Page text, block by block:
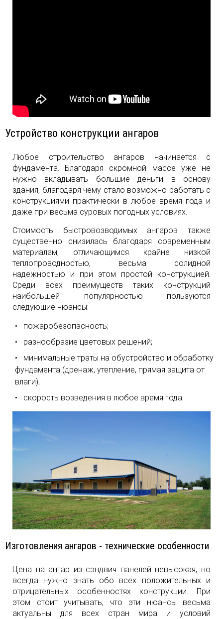
Устройство конструкции ангаров
Любое строительство ангаров начинается с
фундамента. Благодаря скромной массе уже не
нужно вкладывать большие деньги в основу
здания, благодаря чему стало возможно работать с
конструкциями практически в любое время года и
даже при весьма суровых погодных условиях.
Стоимость быстровозводимых ангаров также
существенно снизилась благодаря современным
материалам, отличающимся крайне низкой
теплопроводностью, весьма солидной
надежностью и при этом простой конструкцией.
Среди всех преимуществ таких конструкций
наибольшей популярностью пользуются
следующие нюансы:
пожаробезопасность;
разнообразие цветовых решений;
минимальные траты на обустройство и обработку
фундамента (дренаж, утепление, прямая защита от
влаги);
скорость возведения в любое время года.
Изготовления ангаров - технические особенности
Цена на ангар из сэндвич панелей невысокая, но
всегда нужно знать обо всех положительных и
отрицательных особенностях конструкции. При
этом стоит учитывать, что эти нюансы весьма
актуальны для всех стран мира и условий